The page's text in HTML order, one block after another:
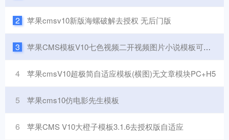
2 苹果cmsv10新版海螺破解去授权 无后门版
3 苹果CMS模板V10七色视频二开视频图片小说模板可封装APP
4 苹果cmsV10超极简自适应模板(横图)无文章模块PC+H5
5 苹果cms10仿电影先生模板
6 苹果CMS V10大橙子模板3.1.6去授权版自适应